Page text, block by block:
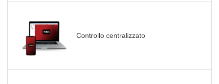
Controllo centralizzato